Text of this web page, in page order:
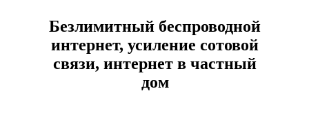
Безлимитный беспроводной
интернет, усиление сотовой
связи, интернет в частный
дом